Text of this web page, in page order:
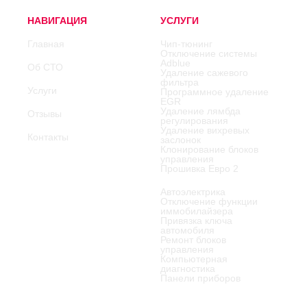
НАВИГАЦИЯ
Главная
Об СТО
Услуги
Отзывы
Контакты
УСЛУГИ
Чип-тюнинг
Отключение системы
Adblue
Удаление сажевого
фильтра
Программное удаление
EGR
Удаление лямбда
регулирования
Удаление вихревых
заслонок
Клонирование блоков
управления
Прошивка Евро 2
Автоэлектрика
Отключение функции
иммобилайзера
Привязка ключа
автомобиля
Ремонт блоков
управления
Компьютерная
диагностика
Панели приборов